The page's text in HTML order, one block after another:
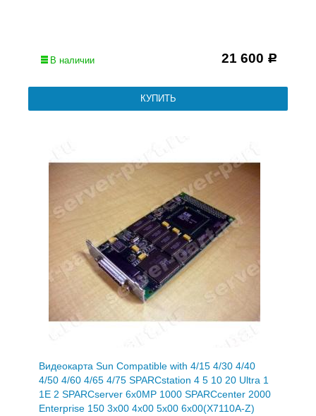
В наличии 21 600 Р
Видеокарта Sun Compatible with 4/15 4/30 4/40
4/50 4/60 4/65 4/75 SPARCstation 4 5 10 20 Ultra 1
1E 2 SPARCserver 6x0MP 1000 SPARCcenter 2000
Enterprise 150 3x00 4x00 5x00 6x00(X7110A-Z)